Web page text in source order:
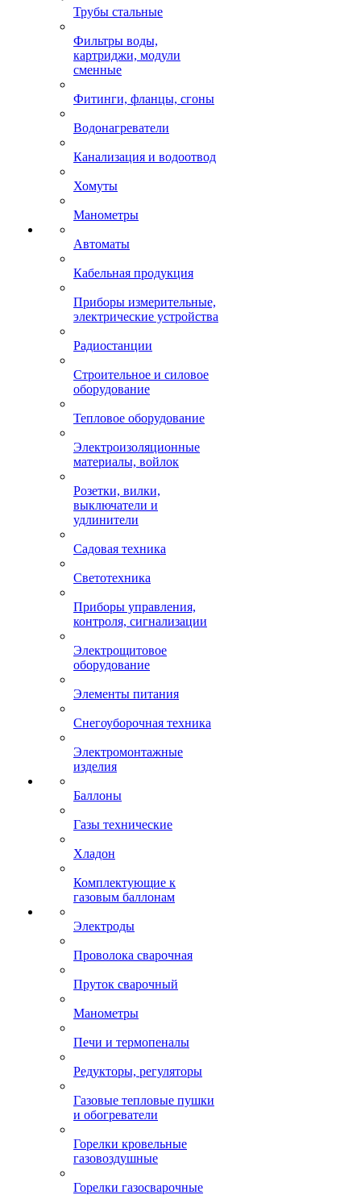
Трубы стальные
Фильтры воды,
картриджи, модули
сменные
Фитинги, фланцы, сгоны
Водонагреватели
Канализация и водоотвод
Хомуты
Манометры
Автоматы
Кабельная продукция
Приборы измерительные,
электрические устройства
Радиостанции
Строительное и силовое
оборудование
Тепловое оборудование
Электроизоляционные
материалы, войлок
Розетки, вилки,
выключатели и
удлинители
Садовая техника
Светотехника
Приборы управления,
контроля, сигнализации
Электрощитовое
оборудование
Элементы питания
Снегоуборочная техника
Электромонтажные
изделия
Баллоны
Газы технические
Хладон
Комплектующие к
газовым баллонам
Электроды
Проволока сварочная
Пруток сварочный
Манометры
Печи и термопеналы
Редукторы, регуляторы
Газовые тепловые пушки
и обогреватели
Горелки кровельные
газовоздушные
Горелки газосварочные